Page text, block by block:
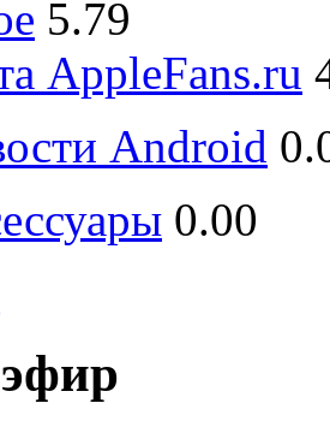
5.79
AppleFans.ru
Android
0.00